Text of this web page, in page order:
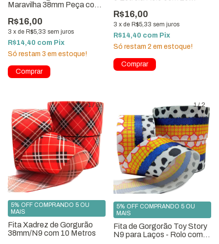
Maravilha 38mm Peça com
R$16,00
3 x de R$5,33 sem juros
R$14,40 com Pix
Só restam 3 em estoque!
R$16,00
3 x de R$5,33 sem juros
R$14,40 com Pix
Só restam 2 em estoque!
1 /3
Fita Xadrez de Gorgurão
38mm/N9 com 10 Metros
5% OFF COMPRANDO 5 OU
MAIS
1/2
Fita de Gorgorão Toy Story
N9 para Laços - Rolo com
5% OFF COMPRANDO 5 OU
MAIS